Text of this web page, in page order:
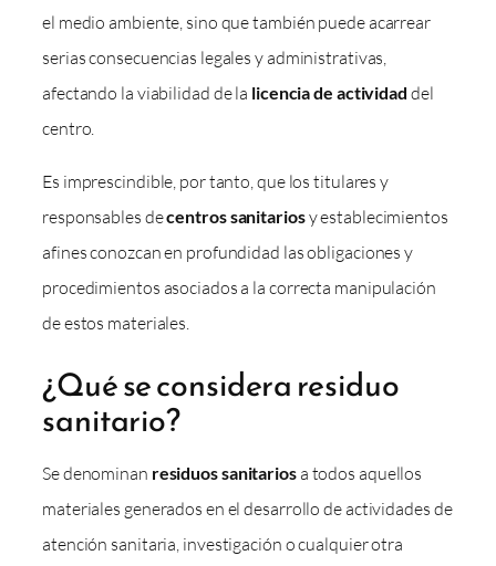
el medio ambiente, sino que también puede acarrear
serias consecuencias legales y administrativas,
afectando la viabilidad de la licencia de actividad del
centro.
Es imprescindible, por tanto, que los titulares y
responsables decentros sanitariosy establecimientos
afines conozcan en profundidad las obligaciones y
procedimientos asociados a la correcta manipulación
de estos materiales.
¿Qué se considera residuo
sanitario?
Se denominan residuos sanitariosa todos aquellos
materiales generados en el desarrollo de actividades de
atención sanitaria, investigación o cualquier otra